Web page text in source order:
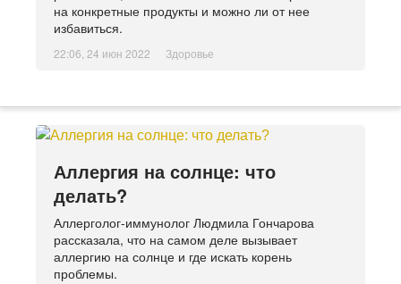
на конкретные продукты и можно ли от нее
избавиться.
22:06, 24 июн 2022 Здоровье
Аллергия на солнце: что
делать?
Аллерголог-иммунолог Людмила Гончарова
рассказала, что на самом деле вызывает
аллергию на солнце и где искать корень
проблемы.